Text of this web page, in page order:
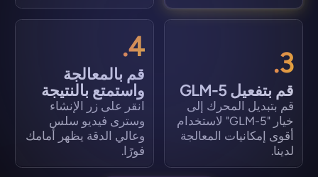
3.
قم بتفعيل GLM-5
قم بتبديل المحرك إلى
خيار "GLM-5" لاستخدام
أقوى إمكانيات المعالجة
لدينا.
4.
قم بالمعالجة
واستمتع بالنتيجة
انقر على زر الإنشاء
وسترى فيديو سلس
وعالي الدقة يظهر أمامك
فورًا.